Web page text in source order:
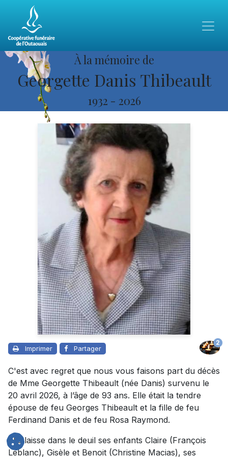
À la mémoire de
Georgette Danis Thibeault
1932 - 2026
Imprimer Partager
2
C'est avec regret que nous vous faisons part du décès
de Mme Georgette Thibeault (née Danis) survenu le
20 avril 2026, à l’âge de 93 ans. Elle était la tendre
épouse de feu Georges Thibeault et la fille de feu
Ferdinand Danis et de feu Rosa Raymond.
Elle laisse dans le deuil ses enfants Claire (François
Leblanc), Gisèle et Benoit (Christine Macias), ses